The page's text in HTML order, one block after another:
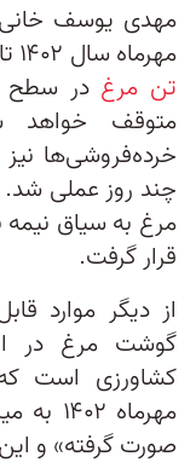
مهدی یوسف
مهرماه سال ۱۴۰۲ تاکید کرده بود «با
تن مرغ در سطح
متوقف
خرده‌فروشی‌ها نیز
چند روز عملی شد.
مرغ به سیاق
قرار گرفت.
از دیگر موارد
گوشت مرغ در
کشاورزی است
مهرماه ۱۴۰۲ به میزان «
صورت‌ گرفته» و